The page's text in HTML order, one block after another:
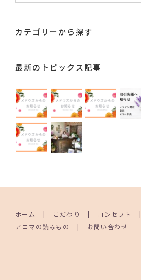
索
カテゴリーから探す
最新のトピックス記事
ホーム こだわり
コンセプト
アロマの読みもの
お問い合わせ